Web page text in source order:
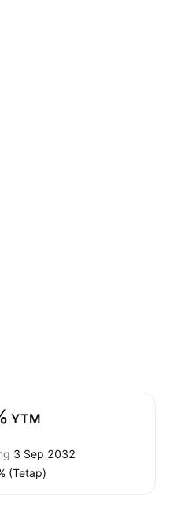
YTM
3 Sep 2032
(Tetap)